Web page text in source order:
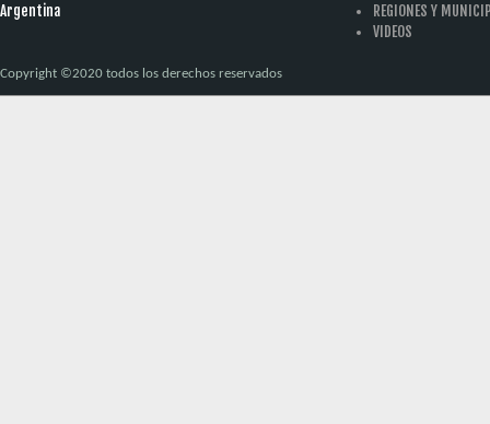
Argentina
REGIONES Y
VIDEOS
Copyright ©2020 todos los derechos reservados